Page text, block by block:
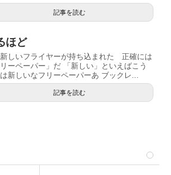
記事を読む
ほど
しいフライヤーが持ち込まれた 正確には
リーペーパー」だ 「新しい」といえばこう
新しいなフリーペーパーあ ブックレ...
記事を読む